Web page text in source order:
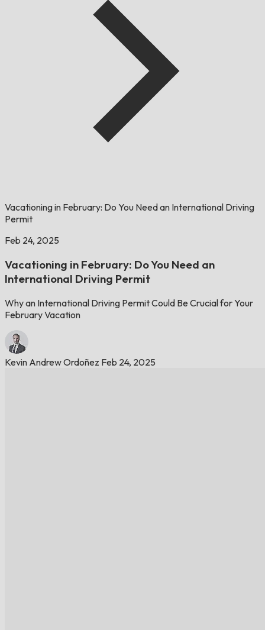
Vacationing in February: Do You Need an International Driving
Permit
Feb 24, 2025
Vacationing in February: Do You Need an
International Driving Permit
Why an International Driving Permit Could Be Crucial for Your
February Vacation
Kevin Andrew Ordoñez Feb 24, 2025